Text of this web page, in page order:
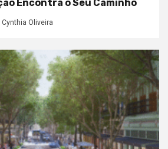
Encontra o Seu Caminho
Cynthia Oliveira